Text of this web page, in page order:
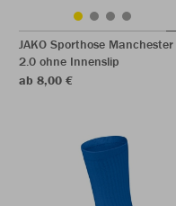
JAKO Sporthose Manchester
2.0 ohne Innenslip
ab 8,00 €